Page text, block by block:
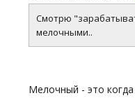
Смотрю
мелочными..
Мелочный - это